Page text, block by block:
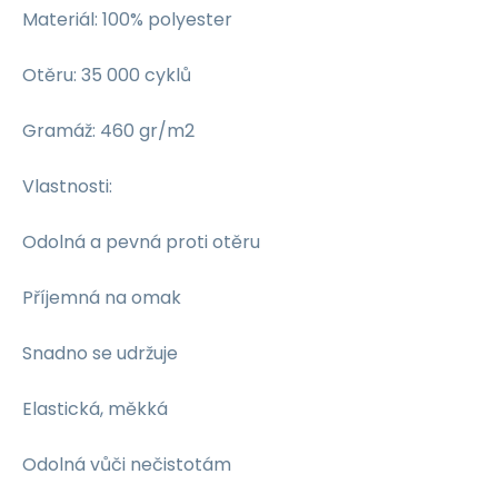
Materiál: 100% polyester
Otěru: 35 000 cyklů
Gramáž: 460 gr/m2
Vlastnosti:
Odolná a pevná proti otěru
Příjemná na omak
Snadno se udržuje
Elastická, měkká
Odolná vůči nečistotám